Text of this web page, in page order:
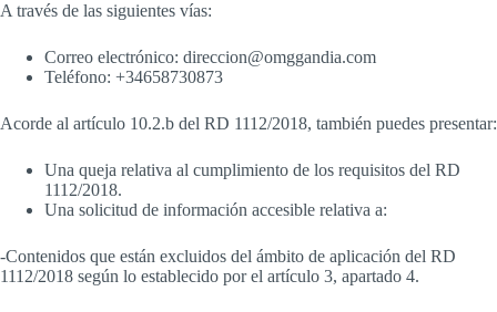
A través de las siguientes vías:
Correo electrónico: direccion@omggandia.com
Teléfono: +34658730873
Acorde al artículo 10.2.b del RD 1112/2018, también puedes presentar:
Una queja relativa al cumplimiento de los requisitos del RD
1112/2018.
Una solicitud de información accesible relativa a:
-Contenidos que están excluidos del ámbito de aplicación del RD
1112/2018 según lo establecido por el artículo 3, apartado 4.